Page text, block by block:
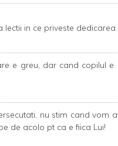
lectii in ce priveste dedicarea
e greu, dar cand copilul
nu stim cand vom
de acolo pt ca e fiica Lui!